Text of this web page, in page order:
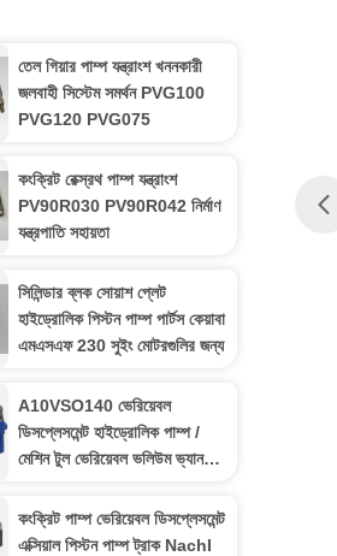
তেল গিয়ার পাম্প যন্ত্রাংশ খননকারী
জলবাহী সিস্টেম সমর্থন PVG100
PVG120 PVG075
কংক্রিট রেক্স্রথ পাম্প যন্ত্রাংশ
PV90R030 PV90R042 নির্মাণ
যন্ত্রপাতি সহায়তা
সিলিন্ডার ব্লক সোয়াশ প্লেট
হাইড্রোলিক পিস্টন পাম্প পার্টস কেয়াবা
এমএসএফ 230 সুইং মোটরগুলির জন্য
A10VSO140 ভেরিয়েবল
ডিসপ্লেসমেন্ট হাইড্রোলিক পাম্প /
মেশিন টুল ভেরিয়েবল ভলিউম ভ্যান
কংক্রিট পাম্প ভেরিয়েবল ডিসপ্লেসমেন্ট
এক্সিয়াল পিস্টন পাম্প ট্রাক NachI